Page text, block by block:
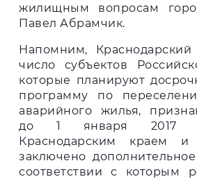
жилищным вопросам
Павел Абрамчик.
Напомним,
число субъектов
которые планируют
программу по
аварийного жилья,
до 1 января 2017
Краснодарским краем
заключено
соответствии с которым